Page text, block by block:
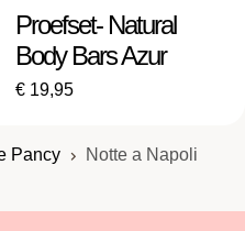
Proefset- Natural
Body Bars Azur
€ 19,95
Pancy
Notte a Napoli